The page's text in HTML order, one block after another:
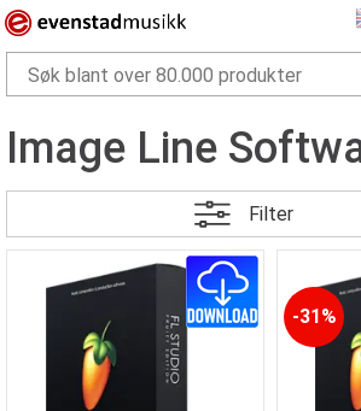
Image Line
Filter
31%